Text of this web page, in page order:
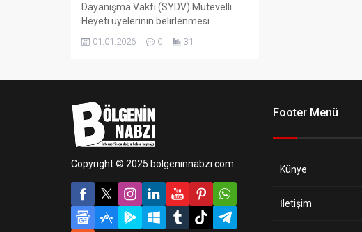
Dayanışma Vakfı (SYDV) Mütevelli
Heyeti üyelerinin belirlenmesi
amacıyla seçim gerçekleştirildi. Sivil
toplum kuruluşu temsilcilerinin
01.01.2026 0 31
Copyright © 2025 bolgeninnabzi.com
Footer Menü
Künye
İletişim